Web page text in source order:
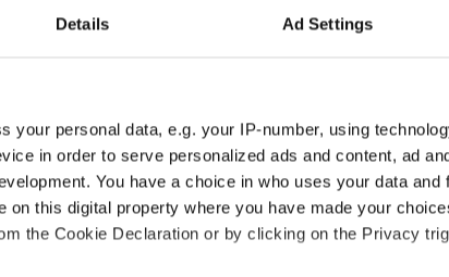
Details Ad Settings
your personal data, e.g. your IP-number, using
in order to serve personalized ads and content, ad
You have a choice in who uses your data and
on this digital property where you have made your
the Cookie Declaration or by clicking on the Privacy
NPT3
NPT3 ist ein
Anschlusskopf Form B.
Thermoelement oder
und zeichnet sich durch
Die Konfiguration erfolgt
Programmieradapter
kostenlos im